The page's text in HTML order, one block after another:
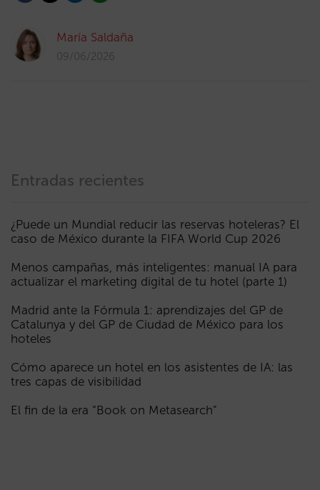
María Saldaña
09/06/2026
Entradas recientes
¿Puede un Mundial reducir las reservas hoteleras? El
caso de México durante la FIFA World Cup 2026
Menos campañas, más inteligentes: manual IA para
actualizar el marketing digital de tu hotel (parte 1)
Madrid ante la Fórmula 1: aprendizajes del GP de
Catalunya y del GP de Ciudad de México para los
hoteles
Cómo aparece un hotel en los asistentes de IA: las
tres capas de visibilidad
El fin de la era “Book on Metasearch”